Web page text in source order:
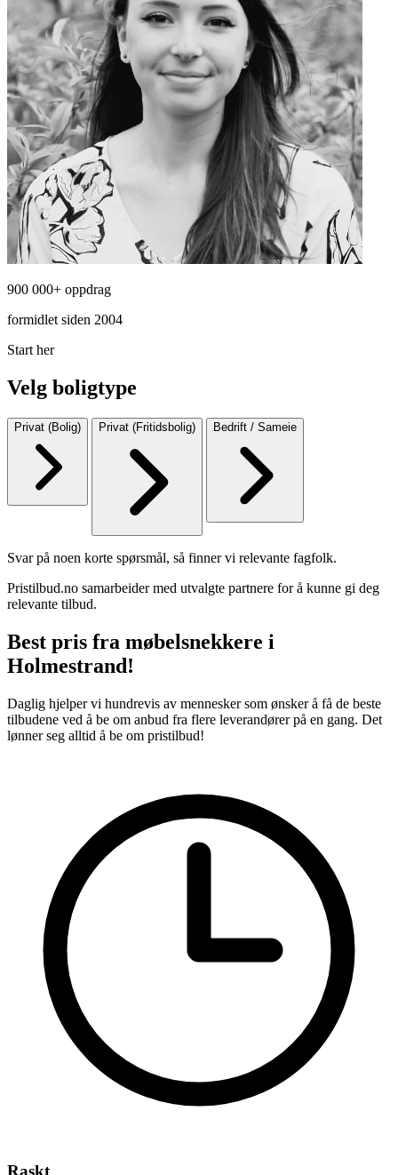
900 000+ oppdrag
formidlet siden 2004
Start her
Velg boligtype
Privat (Bolig) Privat (Fritidsbolig) Bedrift / Sameie
Svar på noen korte spørsmål, så finner vi relevante fagfolk.
Pristilbud.no samarbeider med utvalgte partnere for å kunne gi deg
relevante tilbud.
Best pris fra møbelsnekkere i
Holmestrand!
Daglig hjelper vi hundrevis av mennesker som ønsker å få de beste
tilbudene ved å be om anbud fra flere leverandører på en gang. Det
lønner seg alltid å be om pristilbud!
Raskt